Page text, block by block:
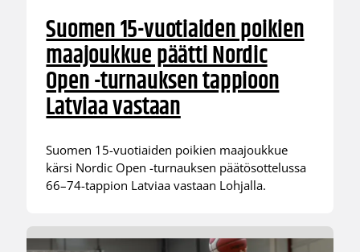
Suomen 15-vuotiaiden poikien
maajoukkue päätti Nordic
Open -turnauksen tappioon
Latviaa vastaan
Suomen 15-vuotiaiden poikien maajoukkue
kärsi Nordic Open -turnauksen päätösottelussa
66–74-tappion Latviaa vastaan Lohjalla.